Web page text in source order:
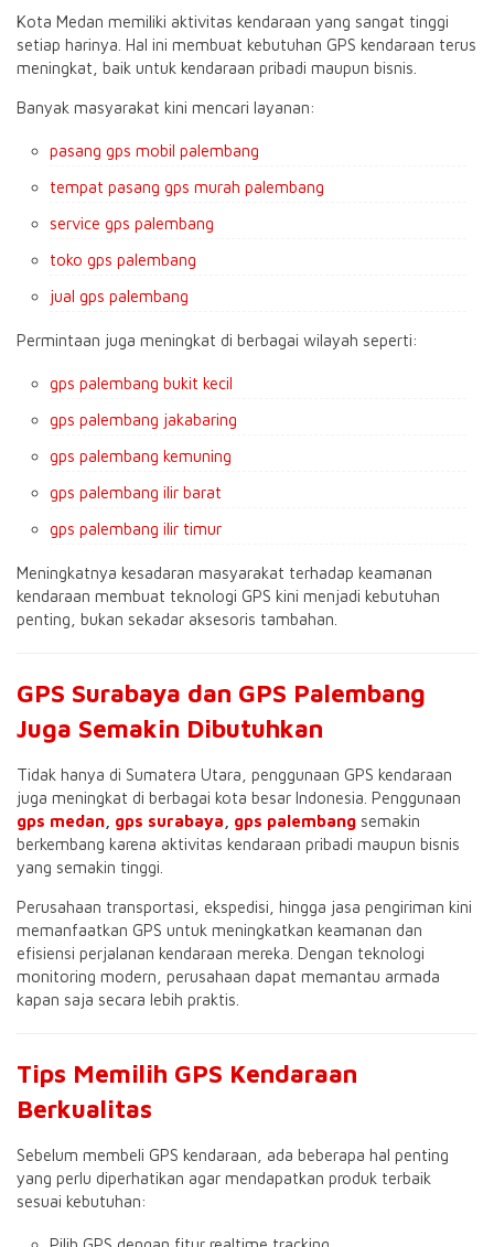
Kota Medan memiliki aktivitas kendaraan yang sangat tinggi
setiap harinya. Hal ini membuat kebutuhan GPS kendaraan terus
meningkat, baik untuk kendaraan pribadi maupun bisnis.
Banyak masyarakat kini mencari layanan:
pasang gps mobil palembang
tempat pasang gps murah palembang
service gps palembang
toko gps palembang
jual gps palembang
Permintaan juga meningkat di berbagai wilayah seperti:
gps palembang bukit kecil
gps palembang jakabaring
gps palembang kemuning
gps palembang ilir barat
gps palembang ilir timur
Meningkatnya kesadaran masyarakat terhadap keamanan
kendaraan membuat teknologi GPS kini menjadi kebutuhan
penting, bukan sekadar aksesoris tambahan.
GPS Surabaya dan GPS Palembang
Juga Semakin Dibutuhkan
Tidak hanya di Sumatera Utara, penggunaan GPS kendaraan
juga meningkat di berbagai kota besar Indonesia. Penggunaan
gps medan gps surabaya gps palembang semakin
berkembang karena aktivitas kendaraan pribadi maupun bisnis
yang semakin tinggi.
Perusahaan transportasi, ekspedisi, hingga jasa pengiriman kini
memanfaatkan GPS untuk meningkatkan keamanan dan
efisiensi perjalanan kendaraan mereka. Dengan teknologi
monitoring modern, perusahaan dapat memantau armada
kapan saja secara lebih praktis.
Tips Memilih GPS Kendaraan
Berkualitas
Sebelum membeli GPS kendaraan, ada beberapa hal penting
yang perlu diperhatikan agar mendapatkan produk terbaik
sesuai kebutuhan: